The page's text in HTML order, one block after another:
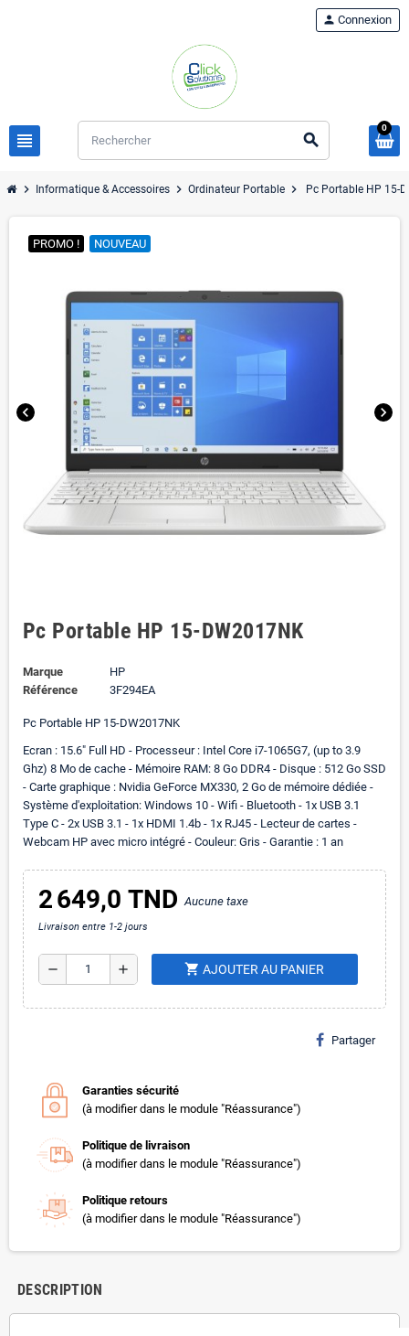
view_headline search
person Connexion
0
chevron_right Informatique & Accessoires chevron_right Ordinateur Portable chevron_right Pc Portable HP 15-
chevron_left chevron_right
PROMO ! NOUVEAU
Pc Portable HP 15-DW2017NK
Marque
HP
Référence
3F294EA
Pc Portable HP 15-DW2017NK
Ecran : 15.6" Full HD - Processeur : Intel Core i7-1065G7, (up to 3.9
Ghz) 8 Mo de cache - Mémoire RAM: 8 Go DDR4 - Disque : 512 Go SSD
- Carte graphique : Nvidia GeForce MX330, 2 Go de mémoire dédiée -
Système d'exploitation: Windows 10 - Wifi - Bluetooth - 1x USB 3.1
Type C - 2x USB 3.1 - 1x HDMI 1.4b - 1x RJ45 - Lecteur de cartes -
Webcam HP avec micro intégré - Couleur: Gris - Garantie : 1 an
2 649,0 TNDAucune taxe
Livraison entre 1-2 jours
remove add shopping_cart AJOUTER AU PANIER
Partager
Garanties sécurité
(à modifier dans le module "Réassurance")
Politique de livraison
(à modifier dans le module "Réassurance")
Politique retours
(à modifier dans le module "Réassurance")
DESCRIPTION